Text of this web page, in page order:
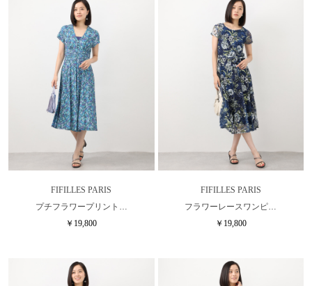
FIFILLES PARIS
プチフラワープリント…
￥19,800
FIFILLES PARIS
フラワーレースワンピ…
￥19,800